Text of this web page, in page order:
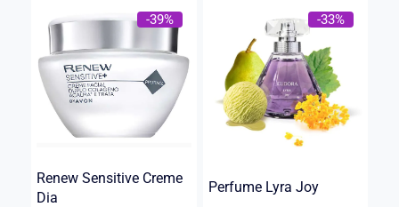
-39%
Renew Sensitive Creme
Dia
-33%
Perfume Lyra Joy